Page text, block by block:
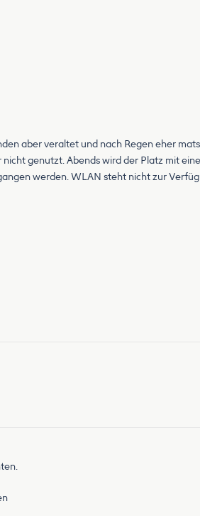
aber veraltet und nach Regen eher
genutzt. Abends wird der Platz mit
werden. WLAN steht nicht zur